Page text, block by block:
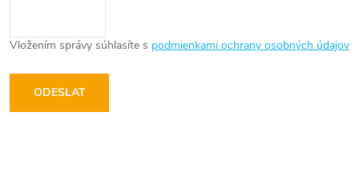
Vložením správy súhlasíte s podmienkami ochrany osobných údajov
ODESLAT